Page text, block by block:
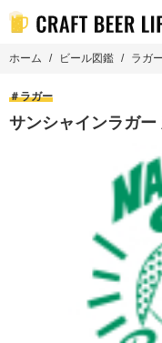
ホーム ビール図鑑 ラガー
ラガー
サンシャインラガー